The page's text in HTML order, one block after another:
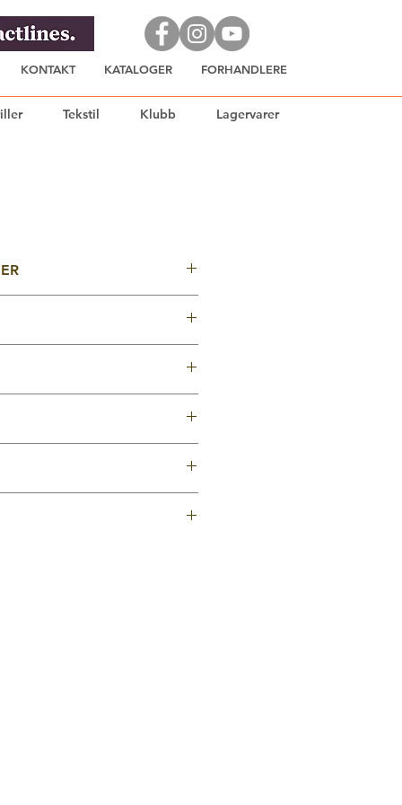
KONTAKT KATALOGER FORHANDLERE
Tekstil Klubb Lagervarer
kvaliteter
silke
digitaltrykkes.
en i pose.